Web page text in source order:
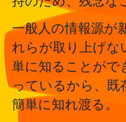
一般人の情報源が
れらが取り上げな
単に知ることがで
っているから、既
簡単に知れ渡る。